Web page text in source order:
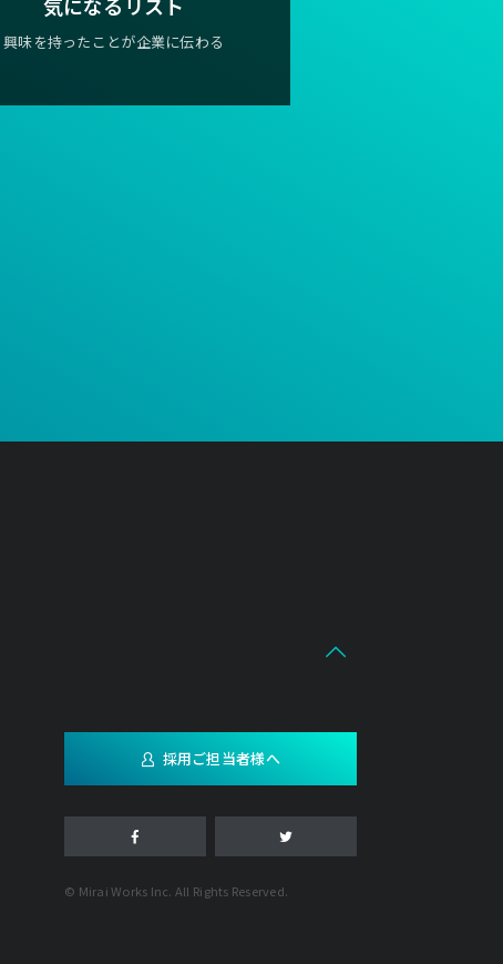
興味を持ったことが企業に伝わる
採用ご担当者様へ
© Mirai Works Inc. All Rights Reserved.